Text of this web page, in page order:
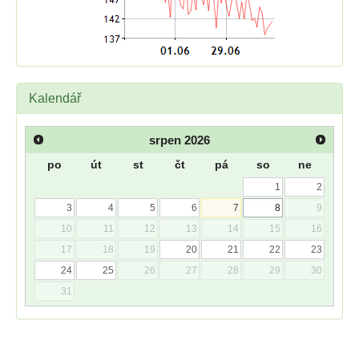
Kalendář
srpen 2026
po út st čt pá so ne
1
2
3
4 5 6 7 8
9
10
11 12 13 14 15
16
17
18 19 20 21 22
23
24
25 26 27 28 29
30
31